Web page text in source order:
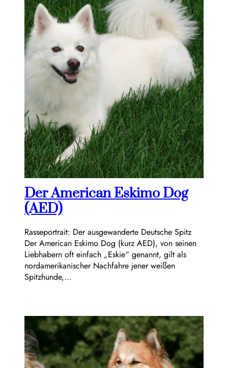
Der American Eskimo Dog
(AED)
Rasseportrait: Der ausgewanderte Deutsche Spitz
Der American Eskimo Dog (kurz AED), von seinen
Liebhabern oft einfach „Eskie“ genannt, gilt als
nordamerikanischer Nachfahre jener weißen
Spitzhunde,…